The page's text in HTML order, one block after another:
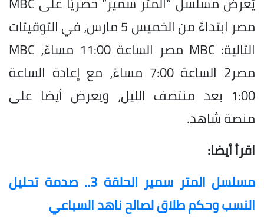
مصر ابتداءً من الخميس 5 مارس، في التوقيتات
التالية: MBC مصر الساعة 11:00 مساءً، MBC
مصر2 الساعة 7:00 مساءً، مع إعادة الساعة
1:00 بعد منتصف الليل، ويعرض أيضا على
منصة شاهد.
اقرأ أيضا:
مسلسل المتر سمير الحلقة 3.. صدمة تحليل
النسب وحكم طلاق لصالح ناهد السباعي